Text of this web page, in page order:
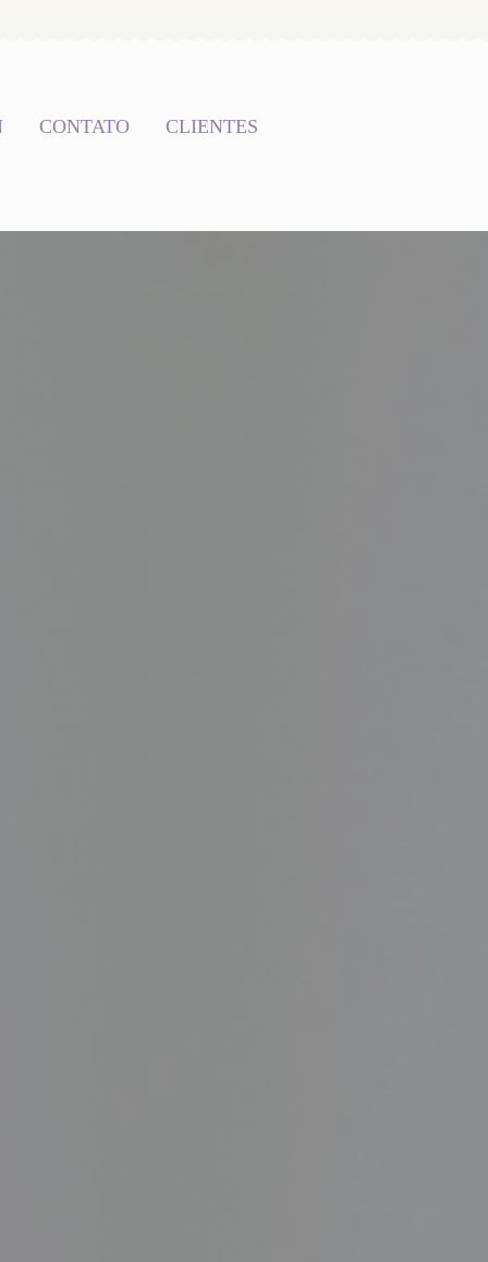
CONTATO CLIENTES